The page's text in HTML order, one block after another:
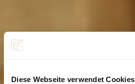
Diese Webseite verwendet Cookies